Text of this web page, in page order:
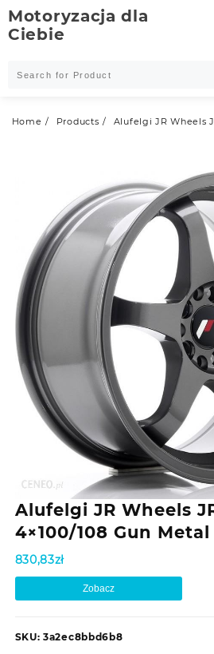
Skip
to
content
Motoryzacja dla
Ciebie
Home Products
Alufelgi JR Wheels
Alufelgi JR Wheels
4×100/108 Gun Metal
830,83zł
Zobacz
SKU: 3a2ec8bbd6b8